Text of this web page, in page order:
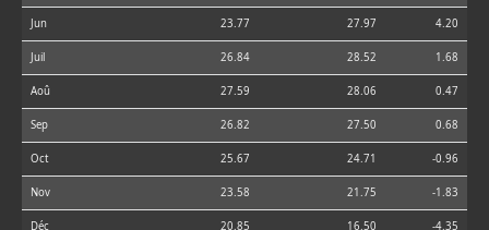
Jun 23.77 27.97 4.20
Juil 26.84 28.52 1.68
Aoû 27.59 28.06 0.47
Sep 26.82 27.50 0.68
Oct 25.67 24.71 -0.96
Nov 23.58 21.75 -1.83
Déc 20.85 16.50 -4.35